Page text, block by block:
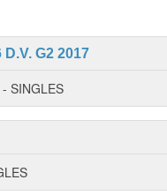
D.V. G2 2017
SINGLES